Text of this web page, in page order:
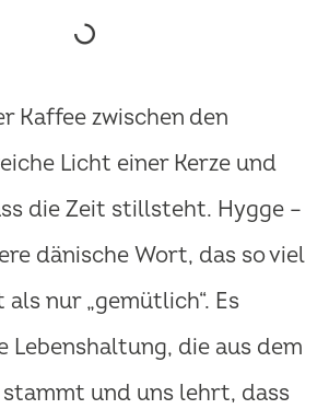
Kaffee zwischen den
Licht einer Kerze und
die Zeit stillsteht. Hygge –
dänische Wort, das so viel
nur „gemütlich“. Es
Lebenshaltung, die aus dem
und uns lehrt, dass